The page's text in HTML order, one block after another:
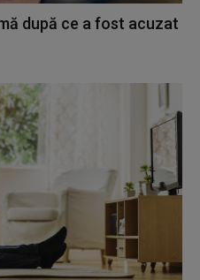
după ce a fost acuzat